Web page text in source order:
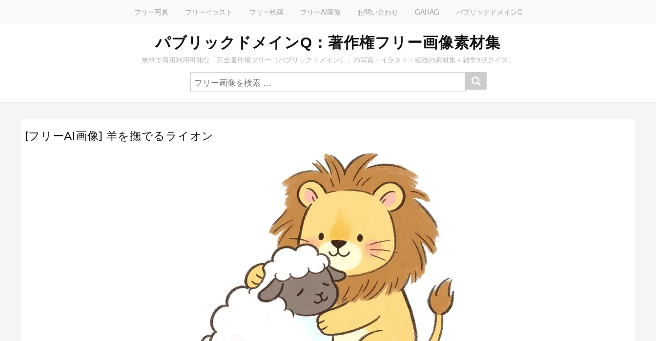
フリー写真 フリーイラスト フリー絵画 フリーAI画像 お問い合わせ GAHAG パブリックドメインC
パブリックドメインQ：著作権フリー画像素材集
無料で商用利用可能な「完全著作権フリー（パブリックドメイン）」の写真・イラスト・絵画の素材集＋雑学3択クイズ。
[フリーAI画像] 羊を撫でるライオン